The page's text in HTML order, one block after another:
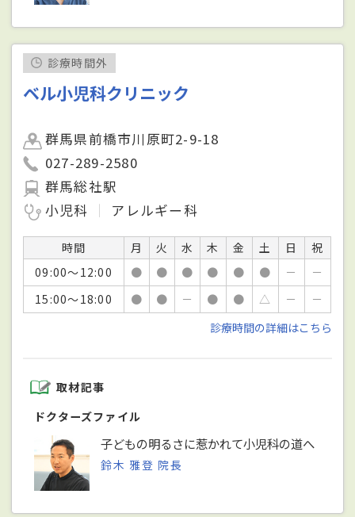
診療時間外
ベル小児科クリニック
群馬県前橋市川原町2-9-18
027-289-2580
群馬総社駅
小児科
アレルギー科
時間 月 火 水 木 金 土 日
祝
09:00～12:00
● ● ● ● ● ● －
－
15:00～18:00
● ● － ● ● △ －
－
診療時間の詳細はこちら
取材記事
ドクターズファイル
子どもの明るさに惹かれて小児科の道へ
鈴木 雅登 院長